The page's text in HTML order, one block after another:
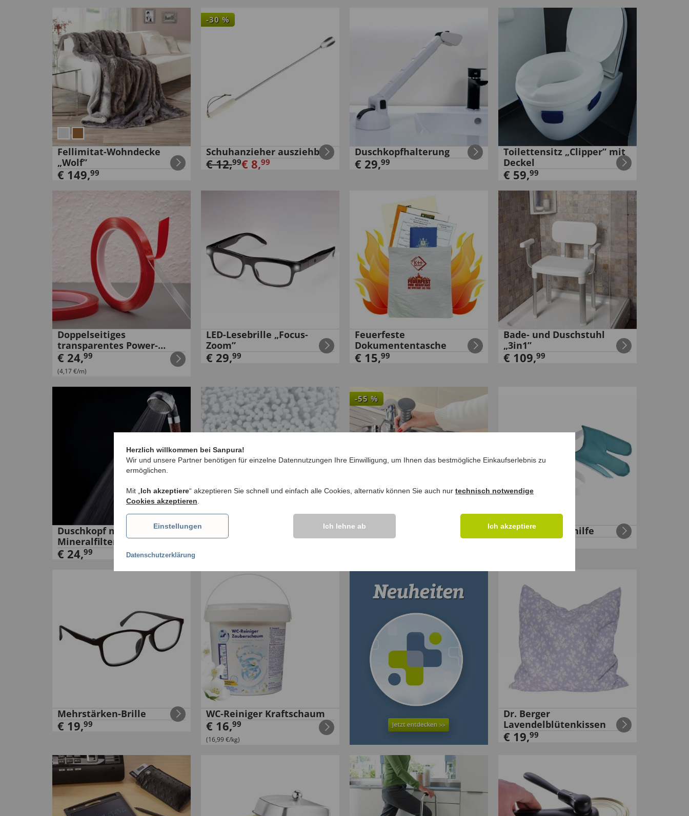
Fellimitat-Wohndecke
„Wolf”
€ 149,99
-30 %
Schuhanzieher ausziehbar
€12,99€ 8,99
Duschkopfhalterung
€ 29,99
Toilettensitz „Clipper” mit
Deckel
€ 59,99
Doppelseitiges
transparentes Power-
Klebeband
€ 24,99
(4,17 €/m)
LED-Lesebrille „Focus-
Zoom”
€ 29,99
Feuerfeste
Dokumententasche
€ 15,99
Bade- und Duschstuhl
„3in1”
€ 109,99
Duschkopf mit
Mineralfilter
€ 24,99
€24
-55 %
Turbo-Rohrfrei Set
€19,99€
Strumpfanziehhilfe
€9,99
Mehrstärken-Brille
€ 19,99
WC-Reiniger Kraftschaum
€ 16,99
(16,99 €/kg)
Dr. Berger
Lavendelblütenkissen
€ 19,99
Herzlich willkommen bei Sanpura!
Wir und unsere Partner benötigen für einzelne Datennutzungen Ihre Einwilligung, um Ihnen das bestmögliche Einkaufserlebnis zu
ermöglichen.
Mit „ Ich akzeptiere“ akzeptieren Sie schnell und einfach alle Cookies, alternativ können Sie auch nur technisch notwendige
Cookies akzeptieren
Einstellungen Ich lehne ab Ich akzeptiere
Datenschutzerklärung